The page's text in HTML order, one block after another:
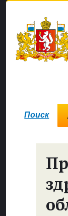
Поиск